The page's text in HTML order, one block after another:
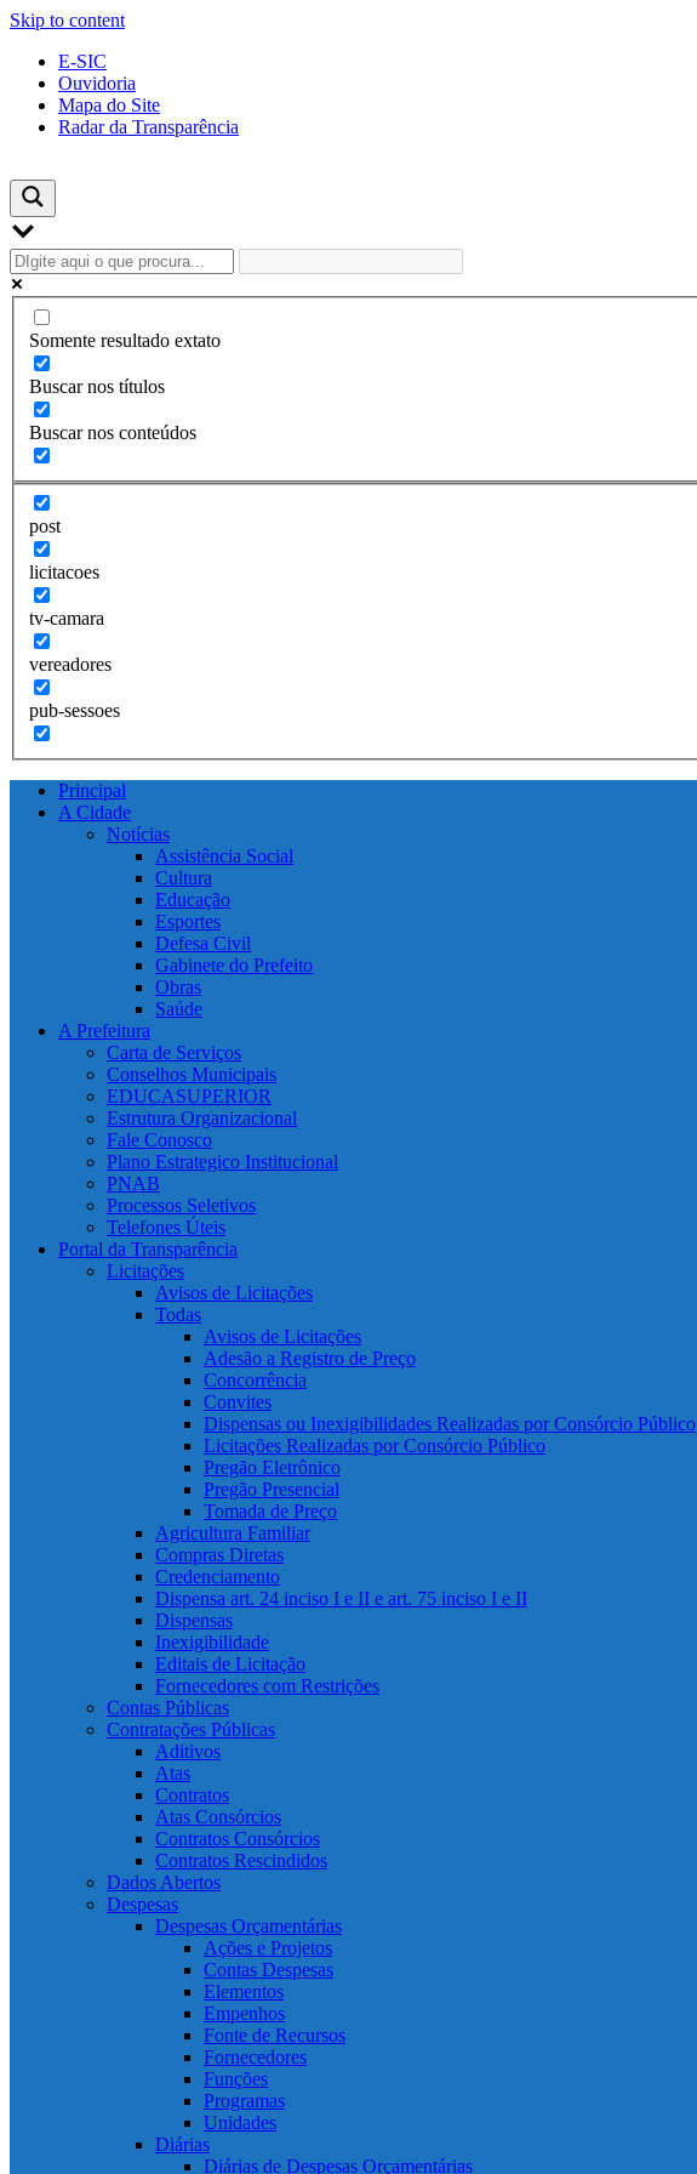
Skip to content
E-SIC
Ouvidoria
Mapa do Site
Radar da Transparência
Somente resultado extato
Buscar nos títulos
Buscar nos conteúdos
post
licitacoes
tv-camara
vereadores
pub-sessoes
Principal
A Cidade
Notícias
Assistência Social
Cultura
Educação
Esportes
Defesa Civil
Gabinete do Prefeito
Obras
Saúde
A Prefeitura
Carta de Serviços
Conselhos Municipais
EDUCASUPERIOR
Estrutura Organizacional
Fale Conosco
Plano Estrategico Institucional
PNAB
Processos Seletivos
Telefones Úteis
Portal da Transparência
Licitações
Avisos de Licitações
Todas
Avisos de Licitações
Adesão a Registro de Preço
Concorrência
Convites
Dispensas ou Inexigibilidades Realizadas por Consórcio Público
Licitações Realizadas por Consórcio Público
Pregão Eletrônico
Pregão Presencial
Tomada de Preço
Agricultura Familiar
Compras Diretas
Credenciamento
Dispensa art. 24 inciso I e II e art. 75 inciso I e II
Dispensas
Inexigibilidade
Editais de Licitação
Fornecedores com Restrições
Contas Públicas
Contratações Públicas
Aditivos
Atas
Contratos
Atas Consórcios
Contratos Consórcios
Contratos Rescindidos
Dados Abertos
Despesas
Despesas Orçamentárias
Ações e Projetos
Contas Despesas
Elementos
Empenhos
Fonte de Recursos
Fornecedores
Funções
Programas
Unidades
Diárias
Diárias de Despesas Orçamentárias